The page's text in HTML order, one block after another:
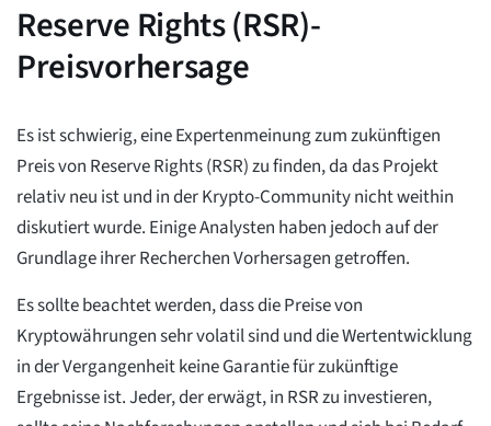
Reserve Rights (RSR)-
Preisvorhersage
Es ist schwierig, eine Expertenmeinung zum zukünftigen
Preis von Reserve Rights (RSR) zu finden, da das Projekt
relativ neu ist und in der Krypto-Community nicht weithin
diskutiert wurde. Einige Analysten haben jedoch auf der
Grundlage ihrer Recherchen Vorhersagen getroffen.
Es sollte beachtet werden, dass die Preise von
Kryptowährungen sehr volatil sind und die Wertentwicklung
in der Vergangenheit keine Garantie für zukünftige
Ergebnisse ist. Jeder, der erwägt, in RSR zu investieren,